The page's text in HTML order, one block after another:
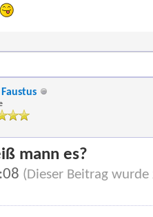
mann es?
(Dieser Beitrag